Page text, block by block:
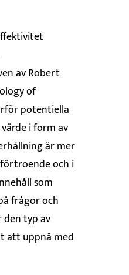
av Robert
of
potentiella
i form av
är mer
och i
som
frågor och
typ av
att uppnå med